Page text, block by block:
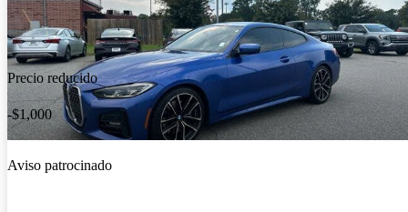
Precio reducido
-$1,000
Aviso patrocinado